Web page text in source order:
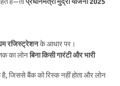
रजिस्ट्रेशनके आधार पर।
का लोनबिना किसी गारंटी और भारी
है, जिससे बैंक को रिस्क नहीं होता और लोन